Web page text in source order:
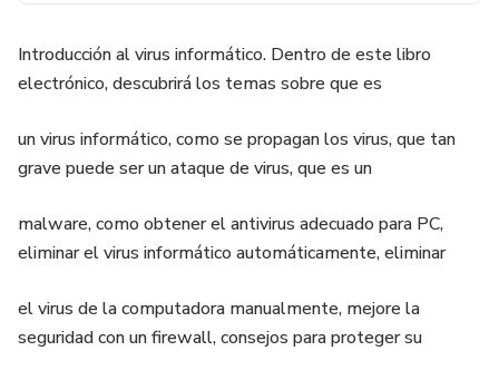
Introducción al virus informático. Dentro de este libro
electrónico, descubrirá los temas sobre que es
un virus informático, como se propagan los virus, que tan
grave puede ser un ataque de virus, que es un
malware, como obtener el antivirus adecuado para PC,
eliminar el virus informático automáticamente, eliminar
el virus de la computadora manualmente, mejore la
seguridad con un firewall, consejos para proteger su